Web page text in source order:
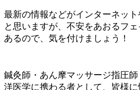
最新の情報などがインターネット
と思いますが、不安をあおるフ
あるので、気を付けましょう！
鍼灸師・あん摩マッサージ指圧
洋医学に携わる者として、皆様